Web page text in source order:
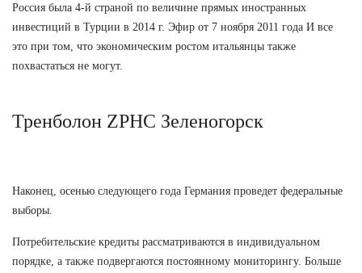
Россия была 4-й страной по величине прямых иностранных
инвестиций в Турции в 2014 г. Эфир от 7 ноября 2011 года И все
это при том, что экономическим ростом итальянцы также
похвастаться не могут.
Тренболон ZPHC Зеленогорск
Наконец, осенью следующего года Германия проведет федеральные
выборы.
Потребительские кредиты рассматриваются в индивидуальном
порядке, а также подвергаются постоянному мониторингу. Больше